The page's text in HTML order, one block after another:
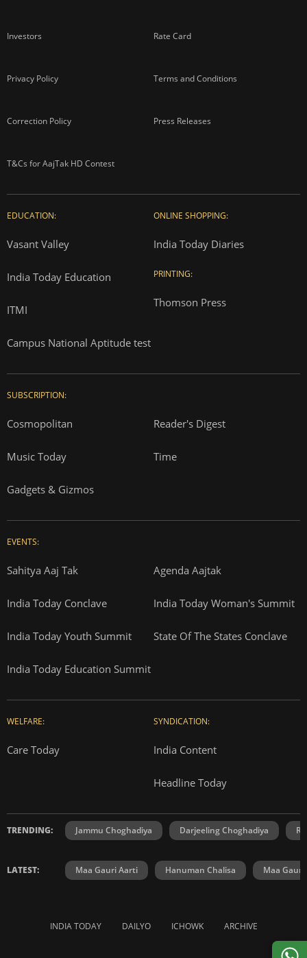
Investors Rate Card
Privacy Policy Terms and Conditions
Correction Policy Press Releases
T&Cs for AajTak HD Contest
EDUCATION:
Vasant Valley
India Today Education
ITMI
Campus National Aptitude test
ONLINE SHOPPING:
India Today Diaries
PRINTING:
Thomson Press
SUBSCRIPTION:
Cosmopolitan Reader's Digest
Music Today Time
Gadgets & Gizmos
EVENTS:
Sahitya Aaj Tak Agenda Aajtak
India Today Conclave India Today Woman's Summit
India Today Youth Summit State Of The States Conclave
India Today Education Summit
WELFARE:
Care Today
SYNDICATION:
India Content
Headline Today
TRENDING: Jammu Choghadiya Darjeeling Choghadiya
LATEST: Maa Gauri Aarti Hanuman Chalisa Maa Gauri
INDIA TODAY DAILYO ICHOWK ARCHIVE